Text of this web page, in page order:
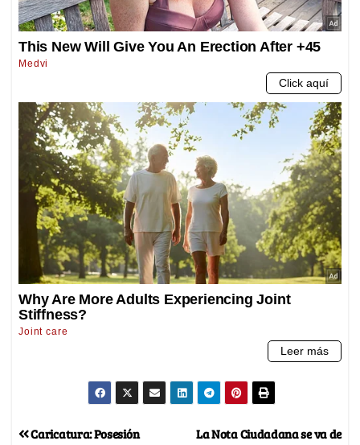
La Nota Ciudadana se va de
Caricatura: Posesión